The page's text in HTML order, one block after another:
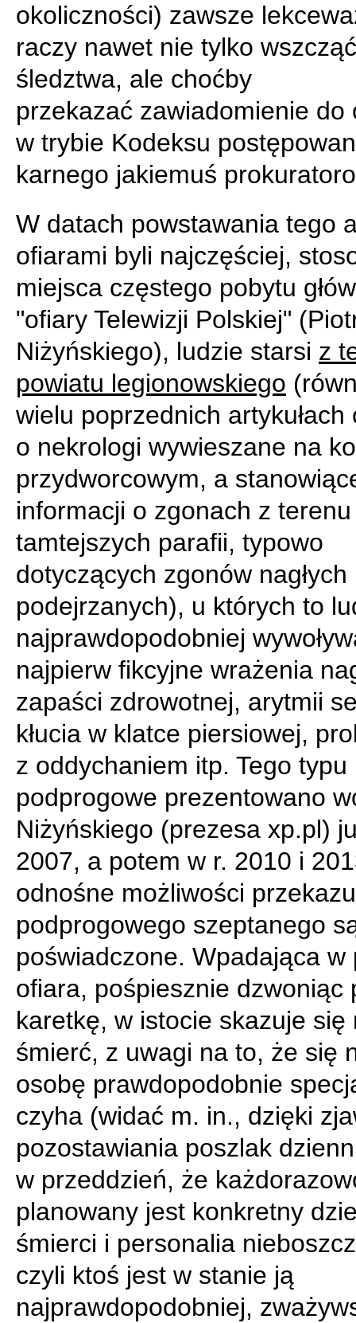
okoliczności) zawsze
raczy nawet nie tylko wszcząć
śledztwa, ale choćby
przekazać zawiadomienie do
w trybie Kodeksu
karnego jakiemuś
W datach powstawania tego
ofiarami byli najczęściej,
miejsca częstego pobytu
"ofiary Telewizji Polskiej"
Niżyńskiego), ludzie starsi z
powiatu legionowskiego
wielu poprzednich artykułach
o nekrologi wywieszane na
przydworcowym, a
informacji o zgonach z
tamtejszych parafii, typowo
dotyczących zgonów nagłych
podejrzanych), u których to
najprawdopodobniej
najpierw fikcyjne wrażenia
zapaści zdrowotnej, arytmii
kłucia w klatce piersiowej,
z oddychaniem itp. Tego typu
podprogowe prezentowano
Niżyńskiego (prezesa xp.pl)
2007, a potem w r. 2010 i
odnośne możliwości przekazu
podprogowego szeptanego
poświadczone. Wpadająca w
ofiara, pośpiesznie dzwoniąc
karetkę, w istocie skazuje się
śmierć, z uwagi na to, że się
osobę prawdopodobnie
czyha (widać m. in., dzięki
pozostawiania poszlak
w przeddzień, że
planowany jest konkretny
śmierci i personalia
czyli ktoś jest w stanie ją
najprawdopodobniej,